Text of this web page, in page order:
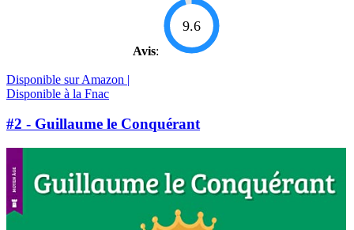
Avis:
9.6
Disponible sur Amazon |
Disponible à la Fnac
#2 - Guillaume le Conquérant